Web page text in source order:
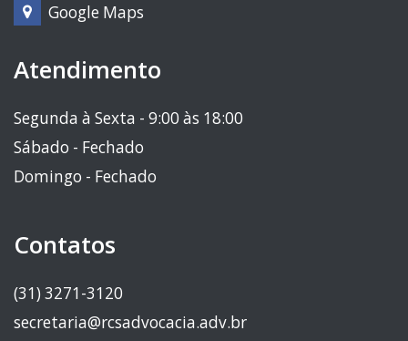
Google Maps
Atendimento
Segunda à Sexta - 9:00 às 18:00
Sábado - Fechado
Domingo - Fechado
Contatos
(31) 3271-3120
secretaria@rcsadvocacia.adv.br